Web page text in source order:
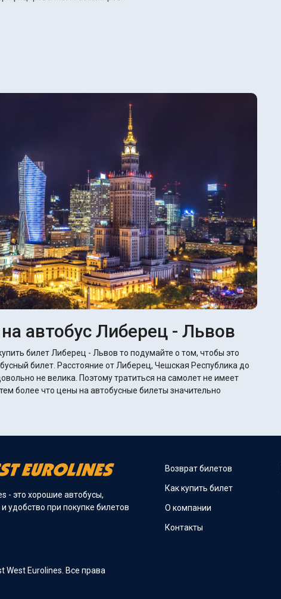
автобус Либерец - Львов
билет Либерец - Львов то подумайте о том, чтобы это
билет. Расстояние от Либерец, Чешская Республика до
не велика. Поэтому тратиться на самолет не имеет
более что цены на автобусные билеты значительно
- это хорошие автобусы,
удобство при покупке билетов
West Eurolines. Все права
Возврат билетов
Как купить билет
О компании
Контакты